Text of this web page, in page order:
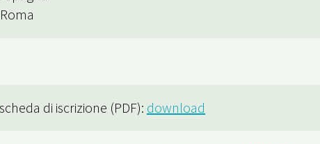
di iscrizione (PDF): download